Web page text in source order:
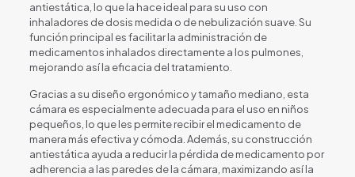
antiestática, lo que la hace ideal para su uso con
inhaladores de dosis medida o de nebulización suave. Su
función principal es facilitar la administración de
medicamentos inhalados directamente a los pulmones,
mejorando así la eficacia del tratamiento.
Gracias a su diseño ergonómico y tamaño mediano, esta
cámara es especialmente adecuada para el uso en niños
pequeños, lo que les permite recibir el medicamento de
manera más efectiva y cómoda. Además, su construcción
antiestática ayuda a reducir la pérdida de medicamento por
adherencia a las paredes de la cámara, maximizando así la